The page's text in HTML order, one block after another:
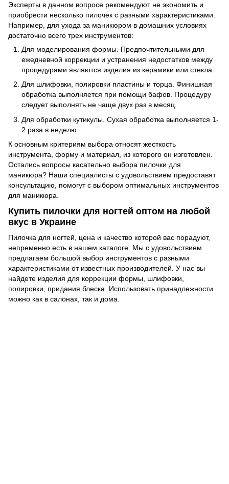
Эксперты в данном вопросе рекомендуют не экономить и
приобрести несколько пилочек с разными характеристиками.
Например, для ухода за маникюром в домашних условиях
достаточно всего трех инструментов:
Для моделирования формы. Предпочтительными для
ежедневной коррекции и устранения недостатков между
процедурами являются изделия из керамики или стекла.
Для шлифовки, полировки пластины и торца. Финишная
обработка выполняется при помощи бафов. Процедуру
следует выполнять не чаще двух раз в месяц.
Для обработки кутикулы. Сухая обработка выполняется 1-
2 раза в неделю.
К основным критериям выбора относят жесткость
инструмента, форму и материал, из которого он изготовлен.
Остались вопросы касательно выбора пилочки для
маникюра? Наши специалисты с удовольствием предоставят
консультацию, помогут с выбором оптимальных инструментов
для маникюра.
Купить пилочки для ногтей оптом на любой
вкус в Украине
Пилочка для ногтей, цена и качество которой вас порадуют,
непременно есть в нашем каталоге. Мы с удовольствием
предлагаем большой выбор инструментов с разными
характеристиками от известных производителей. У нас вы
найдете изделия для коррекции формы, шлифовки,
полировки, придания блеска. Использовать принадлежности
можно как в салонах, так и дома.